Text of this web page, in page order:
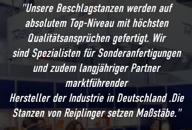
"Unsere Beschlagstanzen werden auf
absolutem Top-Niveau mit höchsten
Qualitätsansprüchen gefertigt. Wir
sind Spezialisten für Sonderanfertigungen
und zudem langjähriger Partner
marktführender
Hersteller der Industrie in Deutschland .Die
Stanzen von Reiplinger setzen Maßstäbe."